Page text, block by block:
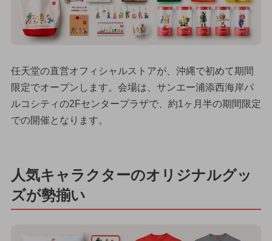
任天堂の直営オフィシャルストアが、沖縄で初めて期間
限定でオープンします。会場は、サンエー浦添西海岸パ
ルコシティの2Fセンタープラザで、約1ヶ月半の期間限定
での開催となります。
人気キャラクターのオリジナルグッ
ズが勢揃い